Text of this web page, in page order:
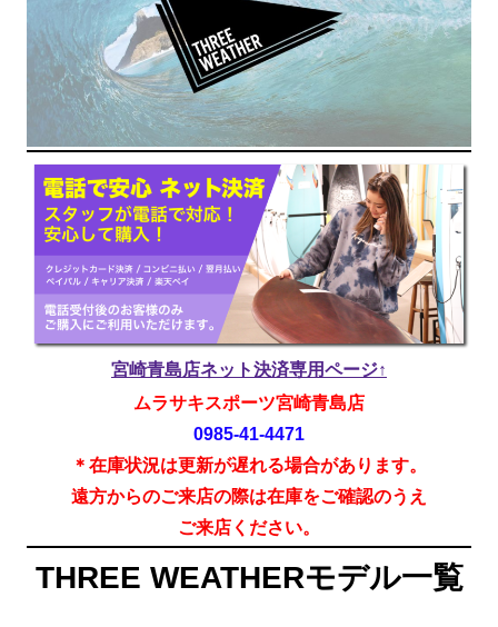
宮崎青島店ネット決済専用ページ↑
ムラサキスポーツ宮崎青島店
0985-41-4471
＊在庫状況は更新が遅れる場合があります。
遠方からのご来店の際は在庫をご確認のうえ
ご来店ください。
THREE WEATHERモデル一覧